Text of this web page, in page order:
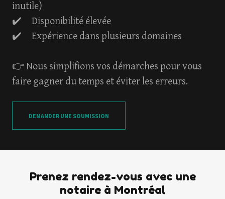
inutile)
✔️ Disponibilité élevée
✔️ Expérience dans plusieurs domaines
👉 Nous simplifions vos démarches pour vous
faire gagner du temps et éviter les erreurs.
DEMANDER UNE SOUMISSION
Prenez rendez-vous avec une
notaire à Montréal